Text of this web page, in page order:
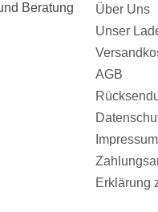
Beratung
Über Uns
Unser
AGB
Impressum
Erklärung